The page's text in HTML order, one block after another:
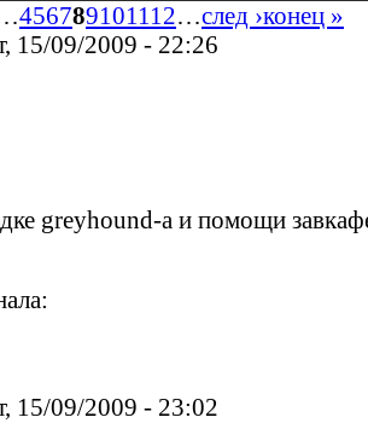
4567891011 12…след ›конец »
15/09/2009 - 22:26
greyhound-а и помощи
15/09/2009 - 23:02